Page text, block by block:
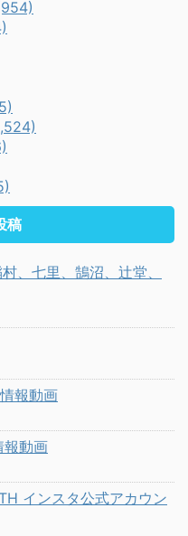
稿
七里、鵠沼、辻堂、
報動画
動画
インスタ公式アカウン